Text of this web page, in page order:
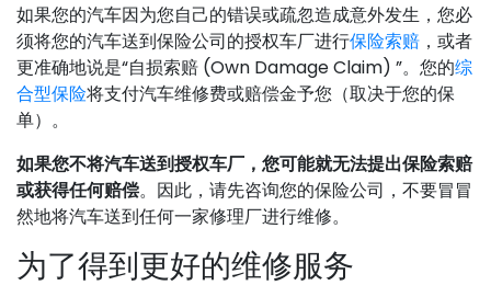
如果您的汽车因为您自己的错误或疏忽造成意外发生，您必
须将您的汽车送到保险公司的授权车厂进行保险索赔 ，或者
更准确地说是“自损索赔 (Own Damage Claim) ”。您的综
合型保险将支付汽车维修费或赔偿金予您（取决于您的保
单）。
如果您不将汽车送到授权车厂，您可能就无法提出保险索赔
或获得任何赔偿。因此，请先咨询您的保险公司，不要冒冒
然地将汽车送到任何一家修理厂进行维修。
为了得到更好的维修服务